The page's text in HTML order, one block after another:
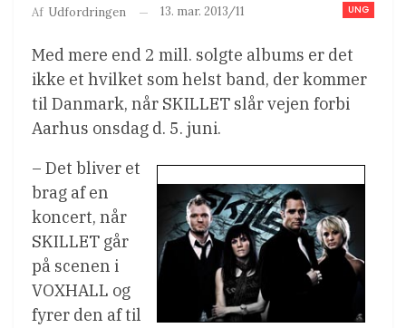
UNG
Af Udfordringen 13. mar. 2013/11
Med mere end 2 mill. solgte albums er det
ikke et hvilket som helst band, der kommer
til Danmark, når SKILLET slår vejen forbi
Aarhus onsdag d. 5. juni.
– Det bliver et
brag af en
koncert, når
SKILLET går
på scenen i
VOXHALL og
fyrer den af til